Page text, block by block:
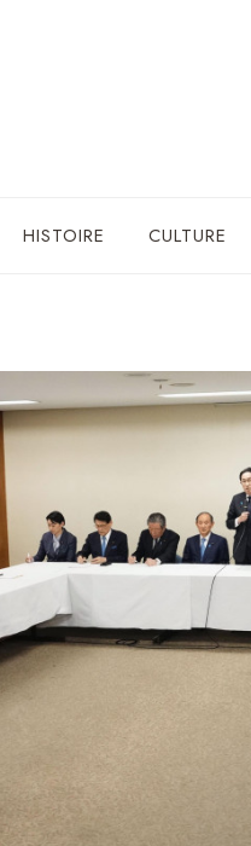
HISTOIRE CULTURE